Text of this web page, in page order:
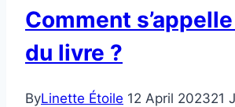
du
livre
?
Comment
du livre ?
ByLinette Étoile 12 April 202321